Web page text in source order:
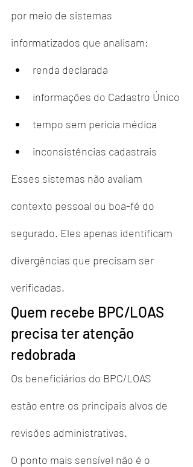
por meio de sistemas
informatizados que analisam:
renda declarada
informações do Cadastro Único
tempo sem perícia médica
inconsistências cadastrais
Esses sistemas não avaliam
contexto pessoal ou boa-fé do
segurado. Eles apenas identificam
divergências que precisam ser
verificadas.
Quem recebe BPC/LOAS
precisa ter atenção
redobrada
Os beneficiários do BPC/LOAS
estão entre os principais alvos de
revisões administrativas.
O ponto mais sensível não é o